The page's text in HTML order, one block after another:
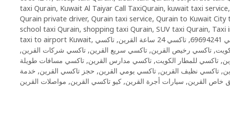
taxi Qurain, Kuwait Al Taiyar Call TaxiQurain, kuwait taxi service,
Qurain private driver, Qurain taxi service, Qurain to Kuwait City
school taxi Qurain, shopping taxi Qurain, SUV taxi Qurain, Taxi
taxi to airport Kuwait, , تاكسي 24 ساعة القرين ,
, تاكسي رخيص القرين, تاكسي سريع القرين, تاكسي شركات القرين,
, تاكسي للمطار الكويت, تاكسي مدارس القرين, تاكسي مسافات طويلة
, تاكسي نظيف القرين, تاكسي يومي القرين, حجز تاكسي القرين, خدمة
خاص القرين, سيارات أجرة القرين, كيو تاكسي القرين, مواصلات القرين